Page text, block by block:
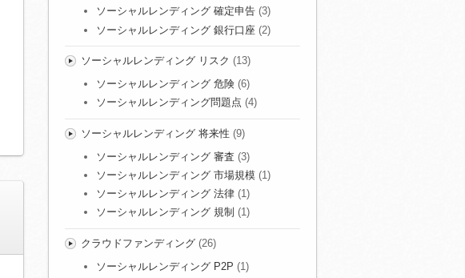
ソーシャルレンディング 確定申告 (3)
ソーシャルレンディング 銀行口座 (2)
ソーシャルレンディング リスク (13)
ソーシャルレンディング 危険 (6)
ソーシャルレンディング問題点 (4)
ソーシャルレンディング 将来性 (9)
ソーシャルレンディング 審査 (3)
ソーシャルレンディング 市場規模 (1)
ソーシャルレンディング 法律 (1)
ソーシャルレンディング 規制 (1)
クラウドファンディング(26)
ソーシャルレンディング P2P (1)